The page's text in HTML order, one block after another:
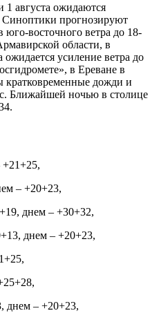
августа ожидаются
прогнозируют
восточного ветра до 18-
области, в
усиление ветра до
в Ереване в
кратковременные дожди и
Ближайшей ночью в столице
– +20+23,
днем – +30+32,
днем – +20+23,
днем – +20+23,